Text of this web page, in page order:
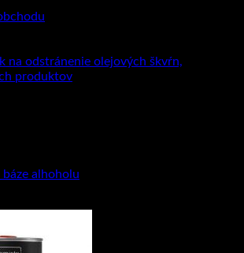
na odstránenie olejových škvŕn,
produktov
alhoholu